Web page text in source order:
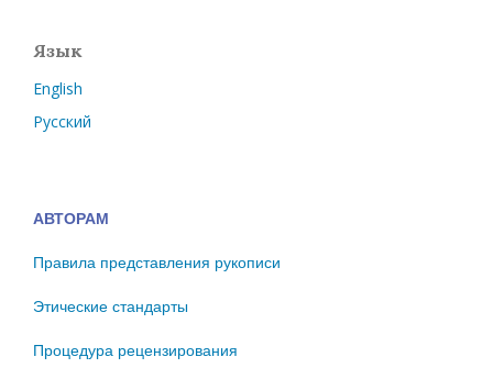
Язык
English
Русский
АВТОРАМ
Правила представления рукописи
Этические стандарты
Процедура рецензирования